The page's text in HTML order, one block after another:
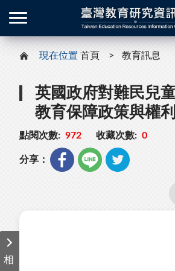
現在位置 首頁 教育訊息
英國政府對難民兒
教育保障政策與權利
點閱次數: 972 收藏次數: 0
分享：
相